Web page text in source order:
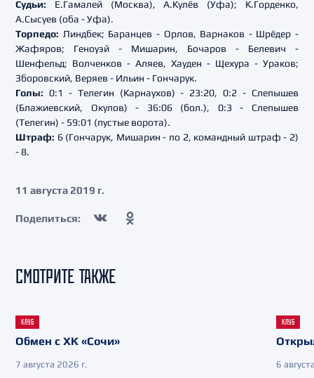
Судьи: Е.Гамалей (Москва), А.Кулёв (Уфа); К.Горденко,
А.Сысуев (оба - Уфа).
Торпедо: Линдбек; Баранцев - Орлов, Варнаков - Шрёдер -
Жафяров; Геноуэй - Мишарин, Бочаров - Белевич -
Шенфельд; Волченков - Аляев, Хауден - Щехура - Ураков;
Зборовский, Веряев - Ильин - Гончарук.
Голы: 0:1 - Телегин (Карнаухов) - 23:20, 0:2 - Слепышев
(Блажиевский, Окулов) - 36:06 (бол.), 0:3 - Слепышев
(Телегин) - 59:01 (пустые ворота).
Штраф: 6 (Гончарук, Мишарин - по 2, командный штраф - 2)
- 8.
11 августа 2019 г.
Поделиться:
СМОТРИТЕ ТАКЖЕ
КЛУБ
Обмен с ХК «Сочи»
7 августа 2026 г.
КЛУБ
6